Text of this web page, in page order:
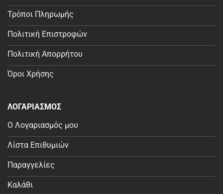
Τρόποι Πληρωμής
Πολιτική Επιστροφών
Πολιτική Απορρήτου
Όροι Χρήσης
ΛΟΓΑΡΙΑΣΜΟΣ
Ο Λογαριασμός μου
Λίστα Επιθυμιών
Παραγγελίες
Καλάθι